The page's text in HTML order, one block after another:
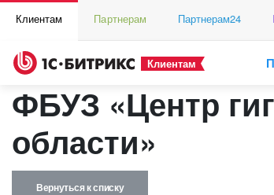
Клиентам Партнерам Партнерам24
Клиентам
ФБУЗ «Центр
области»
Вернуться к списку